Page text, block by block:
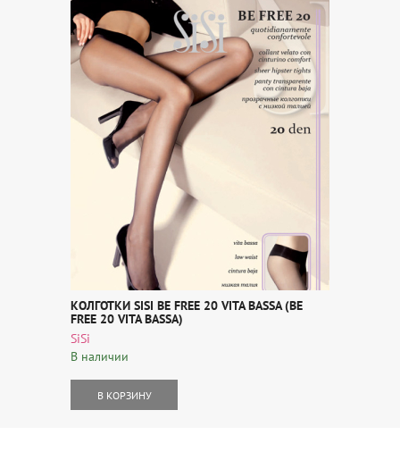
КОЛГОТКИ SISI BE FREE 20 VITA BASSA (BE
FREE 20 VITA BASSA)
SiSi
В наличии
В КОРЗИНУ